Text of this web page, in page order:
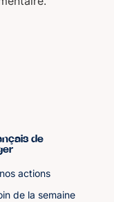
de
actions
de la semaine